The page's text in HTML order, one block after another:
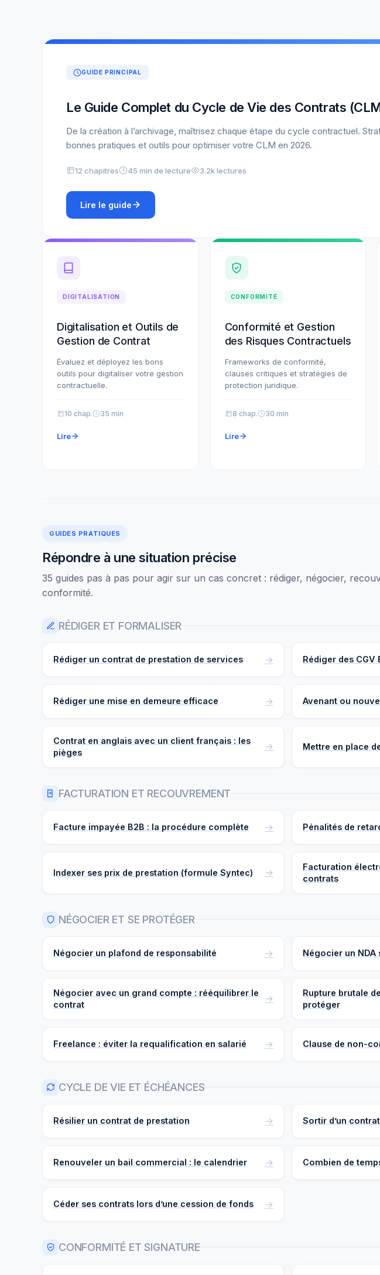
GUIDE PRINCIPAL
Le Guide Complet du Cycle de Vie des Contrats
De la création à l’archivage, maîtrisez chaque étape du cycle contractuel.
bonnes pratiques et outils pour optimiser votre CLM en 2026.
12 chapitres 45 min de lecture 3.2k lectures
Lire le guide
DIGITALISATION
Digitalisation et Outils de
Gestion de Contrat
Évaluez et déployez les bons
outils pour digitaliser votre gestion
contractuelle.
10 chap. 35 min
Lire
CONFORMITÉ
Conformité et Gestion
des Risques Contractuels
Frameworks de conformité,
clauses critiques et stratégies de
protection juridique.
8 chap. 30 min
Lire
GUIDES PRATIQUES
Répondre à une situation précise
35 guides pas à pas pour agir sur un cas concret : rédiger, négocier,
conformité.
RÉDIGER ET FORMALISER
Rédiger un contrat de prestation de services Rédiger des
Rédiger une mise en demeure efficace Avenant ou
Contrat en anglais avec un client français : les
pièges
Mettre en place
FACTURATION ET RECOUVREMENT
Facture impayée B2B : la procédure complète Pénalités de
Indexer ses prix de prestation (formule Syntec)
Facturation
contrats
NÉGOCIER ET SE PROTÉGER
Négocier un plafond de responsabilité Négocier un NDA
Négocier avec un grand compte : rééquilibrer le
contrat
Rupture brutale
protéger
Freelance : éviter la requalification en salarié Clause de non-
CYCLE DE VIE ET ÉCHÉANCES
Résilier un contrat de prestation Sortir d’un
Renouveler un bail commercial : le calendrier Combien de
Céder ses contrats lors d’une cession de fonds
CONFORMITÉ ET SIGNATURE